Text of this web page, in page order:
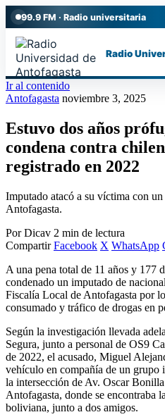
99.9 FM · Radio universitaria
Ir al contenido
Antofagasta noviembre 3, 2025
Estuvo dos años
condena contra
registrado en 2022
Imputado atacó a su víctima con
Antofagasta.
Por Dicav 2 min de lectura
Compartir Facebook X WhatsApp
A una pena total de 11 años y 177
condenado un imputado de
Fiscalía Local de Antofagasta por
consumado y tráfico de drogas en
Según la investigación llevada
Segura, junto a personal de OS9
de 2022, el acusado, Miguel
vehículo en compañía de un grupo
la intersección de Av. Oscar
Antofagasta, donde se encontraba
boliviana, junto a dos amigos.